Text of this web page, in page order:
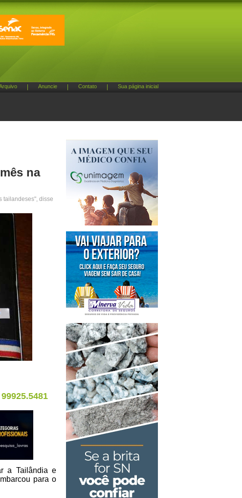
Anuncie Contato Sua página inicial
na
tailandeses", disse
a Tailândia e
para o